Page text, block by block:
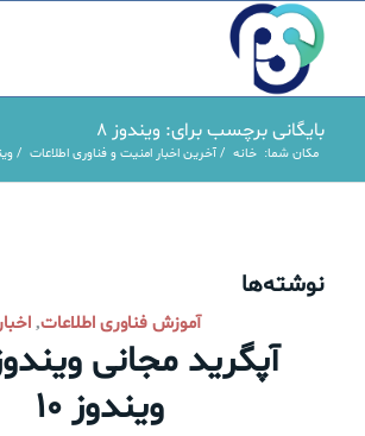
بایگانی برچسب برای: ویندوز ۸
مکان شما: خانه / آخرین اخبار امنیت و فناوری اطلاعات /
نوشته‌ها
آموزش فناوری اطلاعات,
ویندوز ۱۰